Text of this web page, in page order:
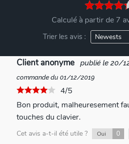
Calculé à partir de 7
Trier les avis :
Client anonyme publié le 20/
commande du 01/12/2019
4/5
Bon produit, malheuresement
touches du clavier.
Cet avis a-t-il été utile ? Oui 0